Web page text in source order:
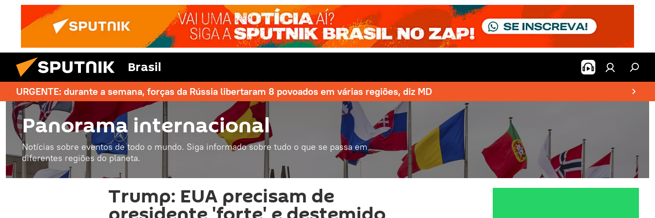
Brasil
URGENTE: durante a semana, forças da Rússia libertaram 8 povoados em várias regiões, diz MD
Panorama internacional
Notícias sobre eventos de todo o mundo. Siga informado sobre tudo o que se passa em
diferentes regiões do planeta.
Trump: EUA precisam de